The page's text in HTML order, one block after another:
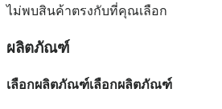
ไม่พบสินค้าตรงกับที่คุณเลือก
ผลิตภัณฑ์
เลือกผลิตภัณฑ์เลือกผลิตภัณฑ์